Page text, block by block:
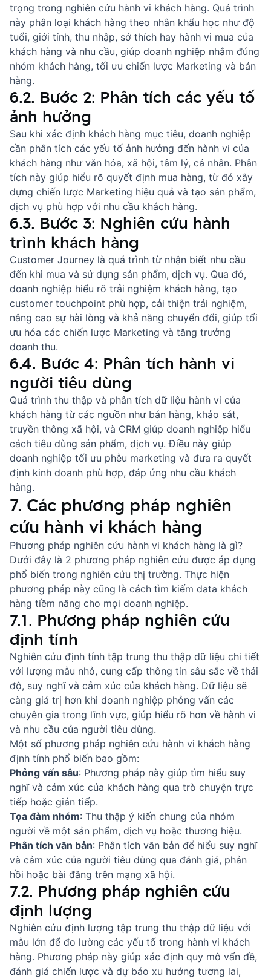
trọng trong nghiên cứu hành vi khách hàng. Quá trình
này phân loại khách hàng theo nhân khẩu học như độ
tuổi, giới tính, thu nhập, sở thích hay hành vi mua của
khách hàng và nhu cầu, giúp doanh nghiệp nhắm đúng
nhóm khách hàng, tối ưu chiến lược Marketing và bán
hàng.
6.2. Bước 2: Phân tích các yếu tố
ảnh hưởng
Sau khi xác định khách hàng mục tiêu, doanh nghiệp
cần phân tích các yếu tố ảnh hưởng đến hành vi của
khách hàng như văn hóa, xã hội, tâm lý, cá nhân. Phân
tích này giúp hiểu rõ quyết định mua hàng, từ đó xây
dựng chiến lược Marketing hiệu quả và tạo sản phẩm,
dịch vụ phù hợp với nhu cầu khách hàng.
6.3. Bước 3: Nghiên cứu hành
trình khách hàng
Customer Journey là quá trình từ nhận biết nhu cầu
đến khi mua và sử dụng sản phẩm, dịch vụ. Qua đó,
doanh nghiệp hiểu rõ trải nghiệm khách hàng, tạo
customer touchpoint phù hợp, cải thiện trải nghiệm,
nâng cao sự hài lòng và khả năng chuyển đổi, giúp tối
ưu hóa các chiến lược Marketing và tăng trưởng
doanh thu.
6.4. Bước 4: Phân tích hành vi
người tiêu dùng
Quá trình thu thập và phân tích dữ liệu hành vi của
khách hàng từ các nguồn như bán hàng, khảo sát,
truyền thông xã hội, và CRM giúp doanh nghiệp hiểu
cách tiêu dùng sản phẩm, dịch vụ. Điều này giúp
doanh nghiệp tối ưu phễu marketing và đưa ra quyết
định kinh doanh phù hợp, đáp ứng nhu cầu khách
hàng.
7. Các phương pháp nghiên
cứu hành vi khách hàng
Phương pháp nghiên cứu hành vi khách hàng là gì?
Dưới đây là 2 phương pháp nghiên cứu được áp dụng
phổ biến trong nghiên cứu thị trường. Thực hiện
phương pháp này cũng là cách tìm kiếm data khách
hàng tiềm năng cho mọi doanh nghiệp.
7.1. Phương pháp nghiên cứu
định tính
Nghiên cứu định tính tập trung thu thập dữ liệu chi tiết
với lượng mẫu nhỏ, cung cấp thông tin sâu sắc về thái
độ, suy nghĩ và cảm xúc của khách hàng. Dữ liệu sẽ
càng giá trị hơn khi doanh nghiệp phỏng vấn các
chuyên gia trong lĩnh vực, giúp hiểu rõ hơn về hành vi
và nhu cầu của người tiêu dùng.
Một số phương pháp nghiên cứu hành vi khách hàng
định tính phổ biến bao gồm:
Phỏng vấn sâu: Phương pháp này giúp tìm hiểu suy
nghĩ và cảm xúc của khách hàng qua trò chuyện trực
tiếp hoặc gián tiếp.
Tọa đàm nhóm: Thu thập ý kiến chung của nhóm
người về một sản phẩm, dịch vụ hoặc thương hiệu.
Phân tích văn bản: Phân tích văn bản để hiểu suy nghĩ
và cảm xúc của người tiêu dùng qua đánh giá, phản
hồi hoặc bài đăng trên mạng xã hội.
7.2. Phương pháp nghiên cứu
định lượng
Nghiên cứu định lượng tập trung thu thập dữ liệu với
mẫu lớn để đo lường các yếu tố trong hành vi khách
hàng. Phương pháp này giúp xác định quy mô vấn đề,
đánh giá chiến lược và dự báo xu hướng tương lai,